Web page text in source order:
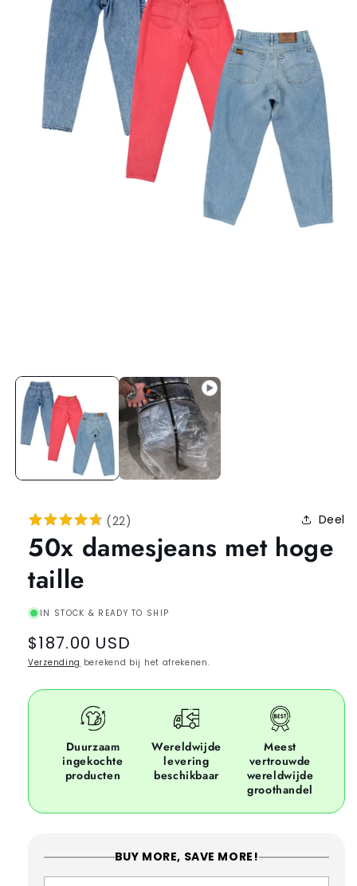
(22) Deel
50x damesjeans met hoge
taille
IN STOCK & READY TO SHIP
Regular
price
$187.00 USD
Verzending berekend bij het afrekenen.
Duurzaam
ingekochte
producten
Wereldwijde
levering
beschikbaar
Meest
vertrouwde
wereldwijde
groothandel
BUY MORE, SAVE MORE!